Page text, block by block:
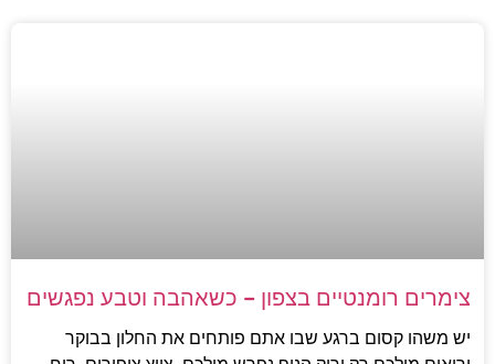
צימרים רומנטיים בצפון – כשאהבה וטבע נפגשים
יש משהו קסום ברגע שבו אתם פותחים את החלון בבוקר